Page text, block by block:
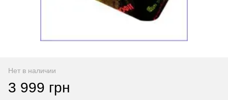
Нет в наличии
3 999 грн